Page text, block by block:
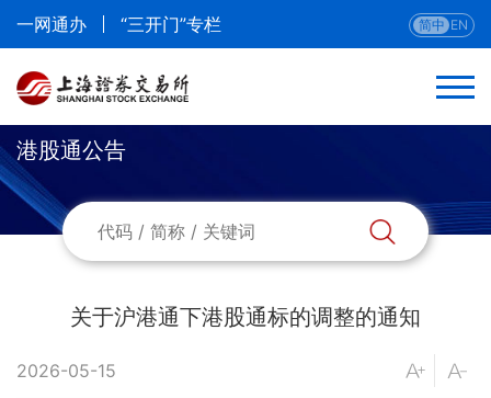
一网通办 “三开门”专栏 简中 EN
返回
港股通公告
港股通公告
关于沪港通下港股通标的调整的通知
2026-05-15